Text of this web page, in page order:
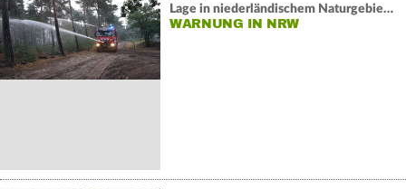
Lage in niederländischem Naturgebiet stabil
WARNUNG IN NRW